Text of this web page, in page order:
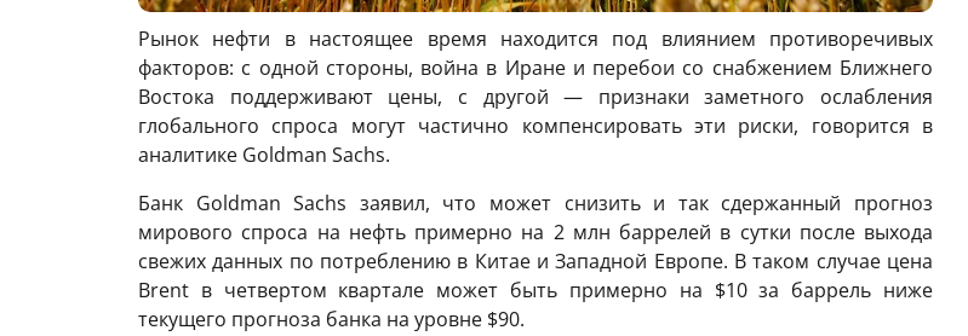
Рынок нефти в настоящее время находится под влиянием противоречивых
факторов: с одной стороны, война в Иране и перебои со снабжением Ближнего
Востока поддерживают цены, с другой — признаки заметного ослабления
глобального спроса могут частично компенсировать эти риски, говорится в
аналитике Goldman Sachs.
Банк Goldman Sachs заявил, что может снизить и так сдержанный прогноз
мирового спроса на нефть примерно на 2 млн баррелей в сутки после выхода
свежих данных по потреблению в Китае и Западной Европе. В таком случае цена
Brent в четвертом квартале может быть примерно на $10 за баррель ниже
текущего прогноза банка на уровне $90.